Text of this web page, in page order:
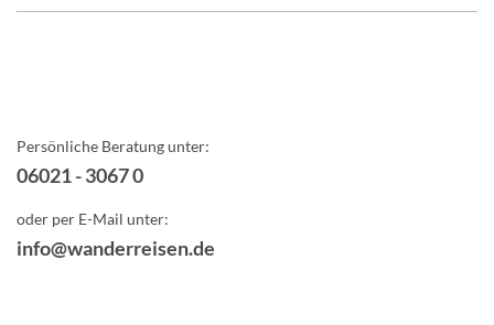
Persönliche Beratung unter:
06021 - 3067 0
oder per E-Mail unter:
info@wanderreisen.de